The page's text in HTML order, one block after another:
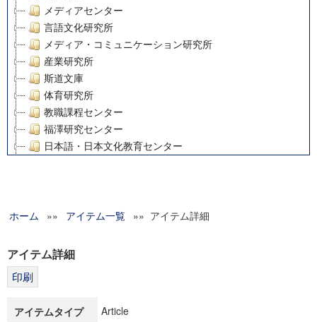
メディアセンター
言語文化研究所
メディア・コミュニケーション研究所
産業研究所
斯道文庫
体育研究所
教職課程センター
福澤研究センター
日本語・日本文化教育センター
グローバルリサーチインスティテュート
科学研究費補助金研究成果報告書
博士課程教育リーディングプログラム「超成熟社会発展のサ
ホーム »» アイテム一覧 »» アイテム詳細
アイテム詳細
アイテムタイプ Article